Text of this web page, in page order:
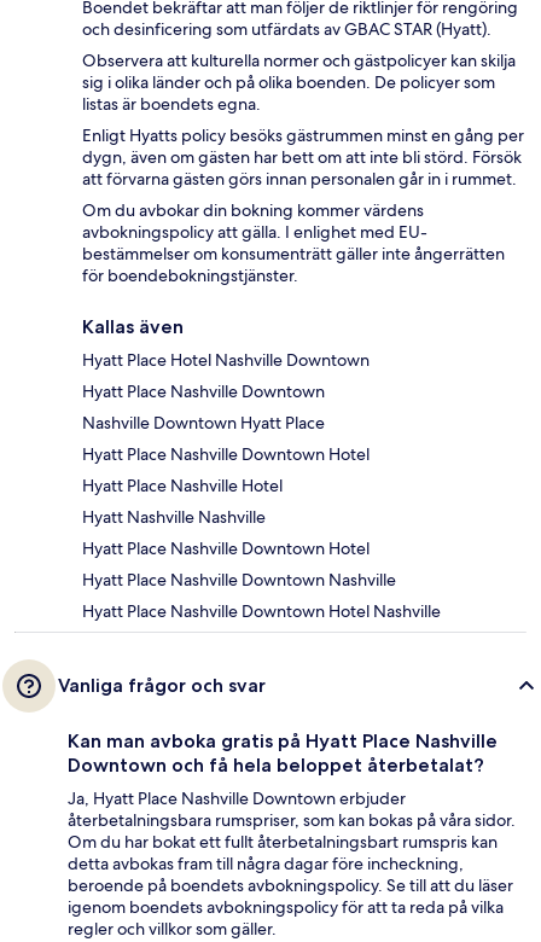
Boendet bekräftar att man följer de riktlinjer för rengöring
och desinficering som utfärdats av GBAC STAR (Hyatt).
Observera att kulturella normer och gästpolicyer kan skilja
sig i olika länder och på olika boenden. De policyer som
listas är boendets egna.
Enligt Hyatts policy besöks gästrummen minst en gång per
dygn, även om gästen har bett om att inte bli störd. Försök
att förvarna gästen görs innan personalen går in i rummet.
Om du avbokar din bokning kommer värdens
avbokningspolicy att gälla. I enlighet med EU-
bestämmelser om konsumenträtt gäller inte ångerrätten
för boendebokningstjänster.
Kallas även
Hyatt Place Hotel Nashville Downtown
Hyatt Place Nashville Downtown
Nashville Downtown Hyatt Place
Hyatt Place Nashville Downtown Hotel
Hyatt Place Nashville Hotel
Hyatt Nashville Nashville
Hyatt Place Nashville Downtown Hotel
Hyatt Place Nashville Downtown Nashville
Hyatt Place Nashville Downtown Hotel Nashville
Vanliga frågor och svar
Kan man avboka gratis på Hyatt Place Nashville
Downtown och få hela beloppet återbetalat?
Ja, Hyatt Place Nashville Downtown erbjuder
återbetalningsbara rumspriser, som kan bokas på våra sidor.
Om du har bokat ett fullt återbetalningsbart rumspris kan
detta avbokas fram till några dagar före incheckning,
beroende på boendets avbokningspolicy. Se till att du läser
igenom boendets avbokningspolicy för att ta reda på vilka
regler och villkor som gäller.